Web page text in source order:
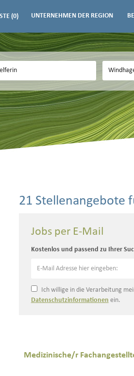
(0) UNTERNEHMEN DER REGION
21 Stellenangebote
Jobs per E-Mail
Kostenlos und passend zu Ihrer
Ich willige in die Verarbeitung
Datenschutzinformationen ein.
Medizinische/r